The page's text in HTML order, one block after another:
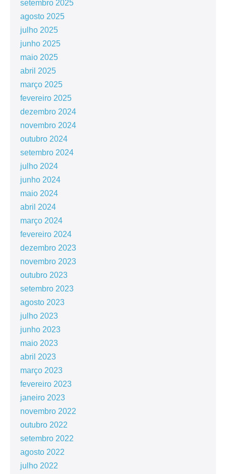
setembro 2025
agosto 2025
julho 2025
junho 2025
maio 2025
abril 2025
março 2025
fevereiro 2025
dezembro 2024
novembro 2024
outubro 2024
setembro 2024
julho 2024
junho 2024
maio 2024
abril 2024
março 2024
fevereiro 2024
dezembro 2023
novembro 2023
outubro 2023
setembro 2023
agosto 2023
julho 2023
junho 2023
maio 2023
abril 2023
março 2023
fevereiro 2023
janeiro 2023
novembro 2022
outubro 2022
setembro 2022
agosto 2022
julho 2022